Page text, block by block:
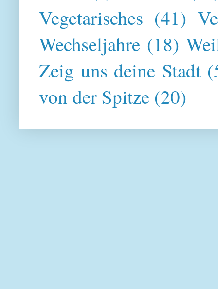
Vegetarisches (41)
Wechseljahre (18)
Zeig uns deine Stadt
von der Spitze (20)